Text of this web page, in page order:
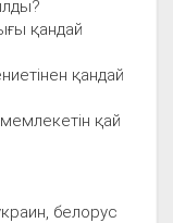
қандай
қандай
қай
белорус